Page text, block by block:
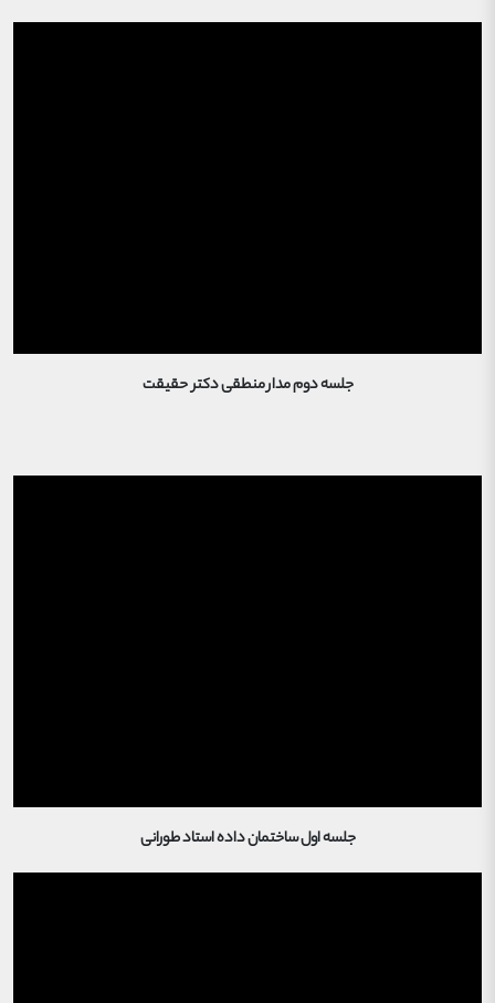
جلسه دوم مدار منطقی دکتر حقیقت
جلسه اول ساختمان داده استاد طورانی